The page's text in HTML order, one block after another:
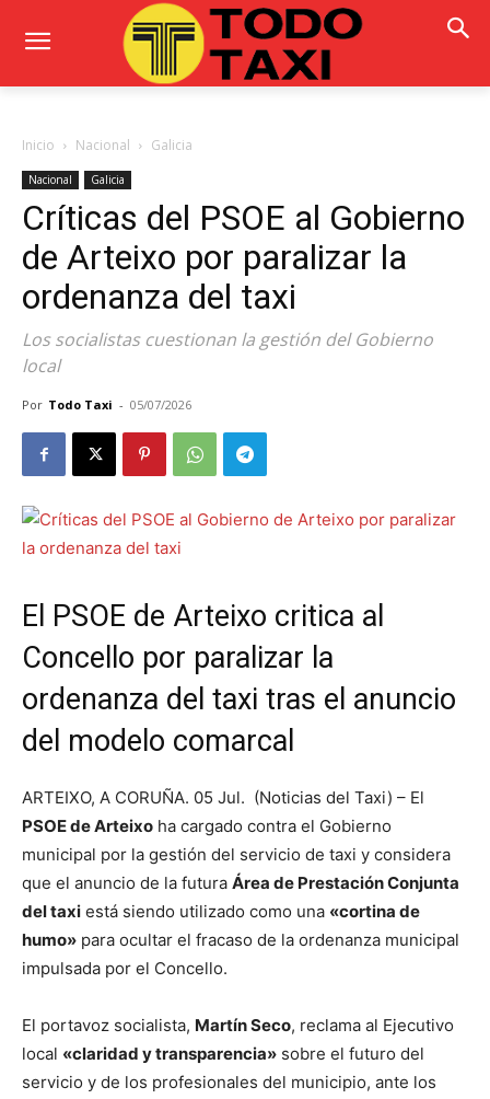
Inicio Nacional Galicia
Nacional Galicia
Críticas del PSOE al Gobierno
de Arteixo por paralizar la
ordenanza del taxi
Los socialistas cuestionan la gestión del Gobierno
local
Por Todo Taxi - 05/07/2026
El PSOE de Arteixo critica al
Concello por paralizar la
ordenanza del taxi tras el anuncio
del modelo comarcal
ARTEIXO, A CORUÑA. 05 Jul. (Noticias del Taxi) – El
PSOE de Arteixo ha cargado contra el Gobierno
municipal por la gestión del servicio de taxi y considera
que el anuncio de la futura Área de Prestación Conjunta
del taxi está siendo utilizado como una «cortina de
humo» para ocultar el fracaso de la ordenanza municipal
impulsada por el Concello.
El portavoz socialista, Martín Seco, reclama al Ejecutivo
local «claridad y transparencia» sobre el futuro del
servicio y de los profesionales del municipio, ante los